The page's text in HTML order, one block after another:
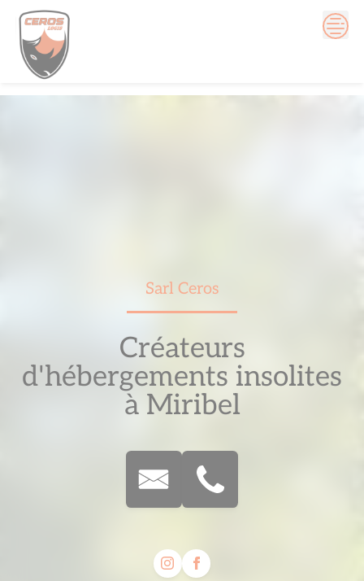
Sarl Ceros
Créateurs
d'hébergements insolites
à Miribel